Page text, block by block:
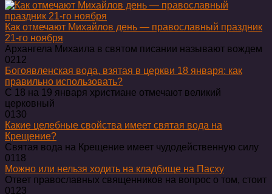
Как отмечают Михайлов день — православный праздник
21-го ноября
Архангела Михаила в святом писании называют вождем
0212
Богоявленская вода, взятая в церкви 18 января: как
правильно использовать?
С 18 на 19 января христиане отмечают великий
церковный
0130
Какие целебные свойства имеет святая вода на
Крещение?
Святая вода на Крещение имеет чудодейственную силу
0118
Можно или нельзя ходить на кладбище на Пасху
Ответ православных священников на вопрос о том, стоит
0123